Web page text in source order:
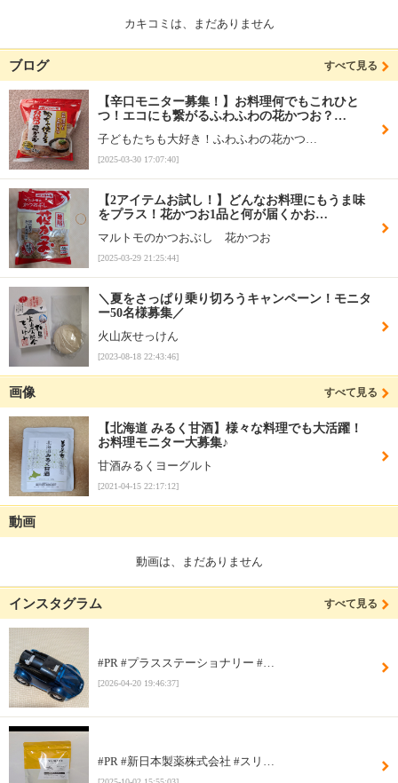
カキコミは、まだありません
ブログ すべて見る
【辛口モニター募集！】お料理何でもこれひと
つ！エコにも繋がるふわふわの花かつお？…
子どもたちも大好き！ふわふわの花かつ…
[2025-03-30 17:07:40]
【2アイテムお試し！】どんなお料理にもうま味
をプラス！花かつお1品と何が届くかお…
マルトモのかつおぶし 花かつお
[2025-03-29 21:25:44]
＼夏をさっぱり乗り切ろうキャンペーン！モニタ
ー50名様募集／
火山灰せっけん
[2023-08-18 22:43:46]
画像 すべて見る
【北海道 みるく甘酒】様々な料理でも大活躍！
お料理モニター大募集♪
甘酒みるくヨーグルト
[2021-04-15 22:17:12]
動画
動画は、まだありません
インスタグラム すべて見る
#PR #プラスステーショナリー #…
[2026-04-20 19:46:37]
#PR #新日本製薬株式会社 #スリ…